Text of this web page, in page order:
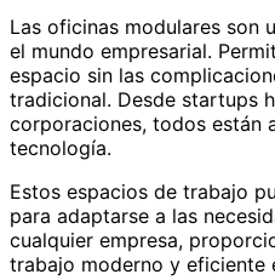
Las oficinas modulares son
el mundo empresarial.
espacio sin las
tradicional. Desde startups
corporaciones, todos están
tecnología.
Estos espacios de trabajo
para adaptarse a las
cualquier empresa,
trabajo moderno y eficiente